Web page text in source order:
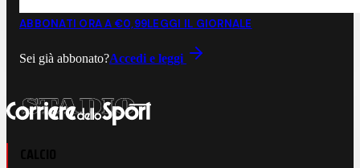
ABBONATI ORA A €0,99LEGGI IL GIORNALE
Sei già abbonato?Accedi e leggi